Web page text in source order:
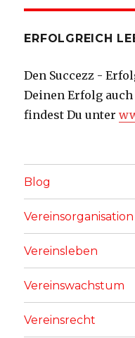
ERFOLGREICH
Den Succezz -
Deinen Erfolg
findest Du unter
Blog
Vereinsorganisation
Vereinsleben
Vereinswachstum
Vereinsrecht